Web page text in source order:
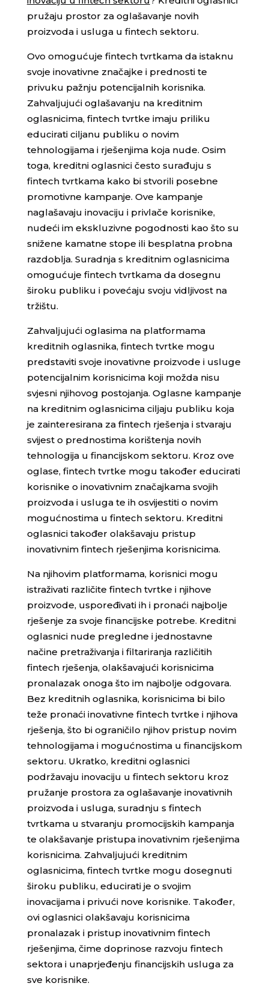
pružaju prostor za oglašavanje novih
proizvoda i usluga u fintech sektoru.
Ovo omogućuje fintech tvrtkama da istaknu
svoje inovativne značajke i prednosti te
privuku pažnju potencijalnih korisnika.
Zahvaljujući oglašavanju na kreditnim
oglasnicima, fintech tvrtke imaju priliku
educirati ciljanu publiku o novim
tehnologijama i rješenjima koja nude. Osim
toga, kreditni oglasnici često surađuju s
fintech tvrtkama kako bi stvorili posebne
promotivne kampanje. Ove kampanje
naglašavaju inovaciju i privlače korisnike,
nudeći im ekskluzivne pogodnosti kao što su
snižene kamatne stope ili besplatna probna
razdoblja. Suradnja s kreditnim oglasnicima
omogućuje fintech tvrtkama da dosegnu
široku publiku i povećaju svoju vidljivost na
tržištu.
Zahvaljujući oglasima na platformama
kreditnih oglasnika, fintech tvrtke mogu
predstaviti svoje inovativne proizvode i usluge
potencijalnim korisnicima koji možda nisu
svjesni njihovog postojanja. Oglasne kampanje
na kreditnim oglasnicima ciljaju publiku koja
je zainteresirana za fintech rješenja i stvaraju
svijest o prednostima korištenja novih
tehnologija u financijskom sektoru. Kroz ove
oglase, fintech tvrtke mogu također educirati
korisnike o inovativnim značajkama svojih
proizvoda i usluga te ih osvijestiti o novim
mogućnostima u fintech sektoru. Kreditni
oglasnici također olakšavaju pristup
inovativnim fintech rješenjima korisnicima.
Na njihovim platformama, korisnici mogu
istraživati različite fintech tvrtke i njihove
proizvode, uspoređivati ih i pronaći najbolje
rješenje za svoje financijske potrebe. Kreditni
oglasnici nude pregledne i jednostavne
načine pretraživanja i filtariranja različitih
fintech rješenja, olakšavajući korisnicima
pronalazak onoga što im najbolje odgovara.
Bez kreditnih oglasnika, korisnicima bi bilo
teže pronaći inovativne fintech tvrtke i njihova
rješenja, što bi ograničilo njihov pristup novim
tehnologijama i mogućnostima u financijskom
sektoru. Ukratko, kreditni oglasnici
podržavaju inovaciju u fintech sektoru kroz
pružanje prostora za oglašavanje inovativnih
proizvoda i usluga, suradnju s fintech
tvrtkama u stvaranju promocijskih kampanja
te olakšavanje pristupa inovativnim rješenjima
korisnicima. Zahvaljujući kreditnim
oglasnicima, fintech tvrtke mogu dosegnuti
široku publiku, educirati je o svojim
inovacijama i privući nove korisnike. Također,
ovi oglasnici olakšavaju korisnicima
pronalazak i pristup inovativnim fintech
rješenjima, čime doprinose razvoju fintech
sektora i unaprjeđenju financijskih usluga za
sve korisnike.